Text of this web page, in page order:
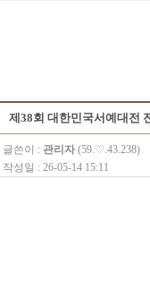
제38회 대한민국서예대전
글쓴이 : 관리자 (59.♡.43.238)
작성일 : 26-05-14 15:11